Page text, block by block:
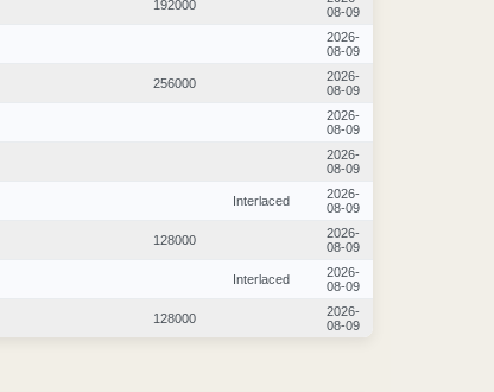
192000
08-09
2026-
08-09
256000
2026-
08-09
2026-
08-09
2026-
08-09
Interlaced
2026-
08-09
128000
2026-
08-09
Interlaced
2026-
08-09
128000
2026-
08-09